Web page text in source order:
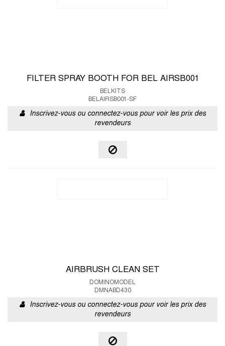
FILTER SPRAY BOOTH FOR BEL AIRSB001
BELKITS
BELAIRSB001-SF
Inscrivez-vous ou connectez-vous pour voir les prix des
revendeurs
AIRBRUSH CLEAN SET
DOMINOMODEL
DMNABD430
Inscrivez-vous ou connectez-vous pour voir les prix des
revendeurs